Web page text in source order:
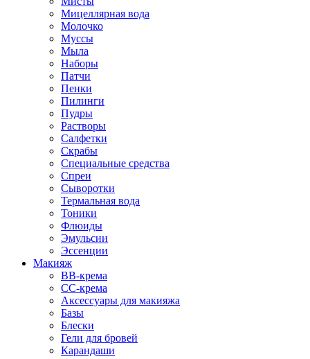
Мицеллярная вода
Молочко
Муссы
Мыла
Наборы
Патчи
Пенки
Пилинги
Пудры
Растворы
Салфетки
Скрабы
Специальные средства
Спреи
Сыворотки
Термальная вода
Тоники
Флюиды
Эмульсии
Эссенции
Макияж
BB-крема
CC-крема
Аксессуары для макияжа
Базы
Блески
Гели для бровей
Карандаши